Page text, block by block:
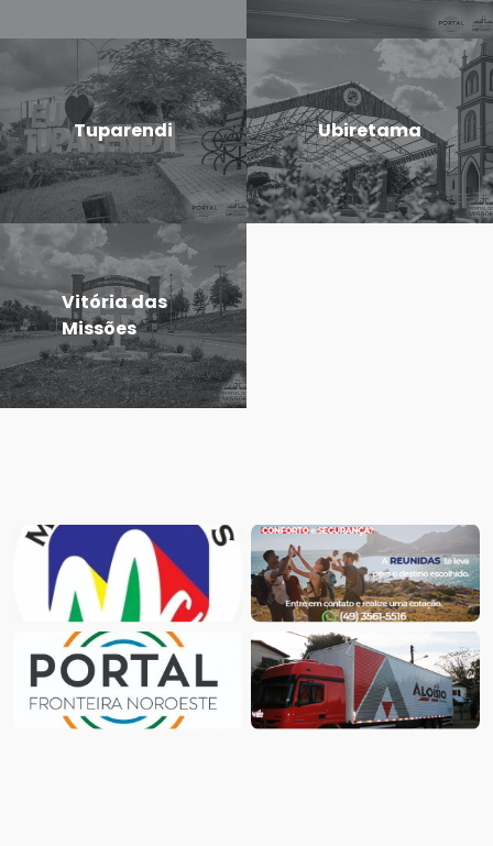
Tuparendi Ubiretama
Vitória das
Missões